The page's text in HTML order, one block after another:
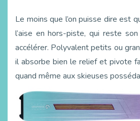
Le moins que l’on puisse dire est
l’aise en hors-piste, qui reste
accélérer. Polyvalent petits ou
il absorbe bien le relief et pivote
quand même aux skieuses